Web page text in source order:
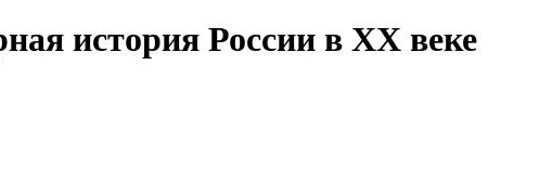
история России в ХХ веке